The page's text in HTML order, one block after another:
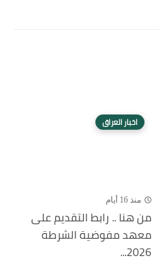
اخبار العراق
منذ 16 أيام
من هنا .. رابط التقديم على
معهد مفوضية الشرطة
2026...